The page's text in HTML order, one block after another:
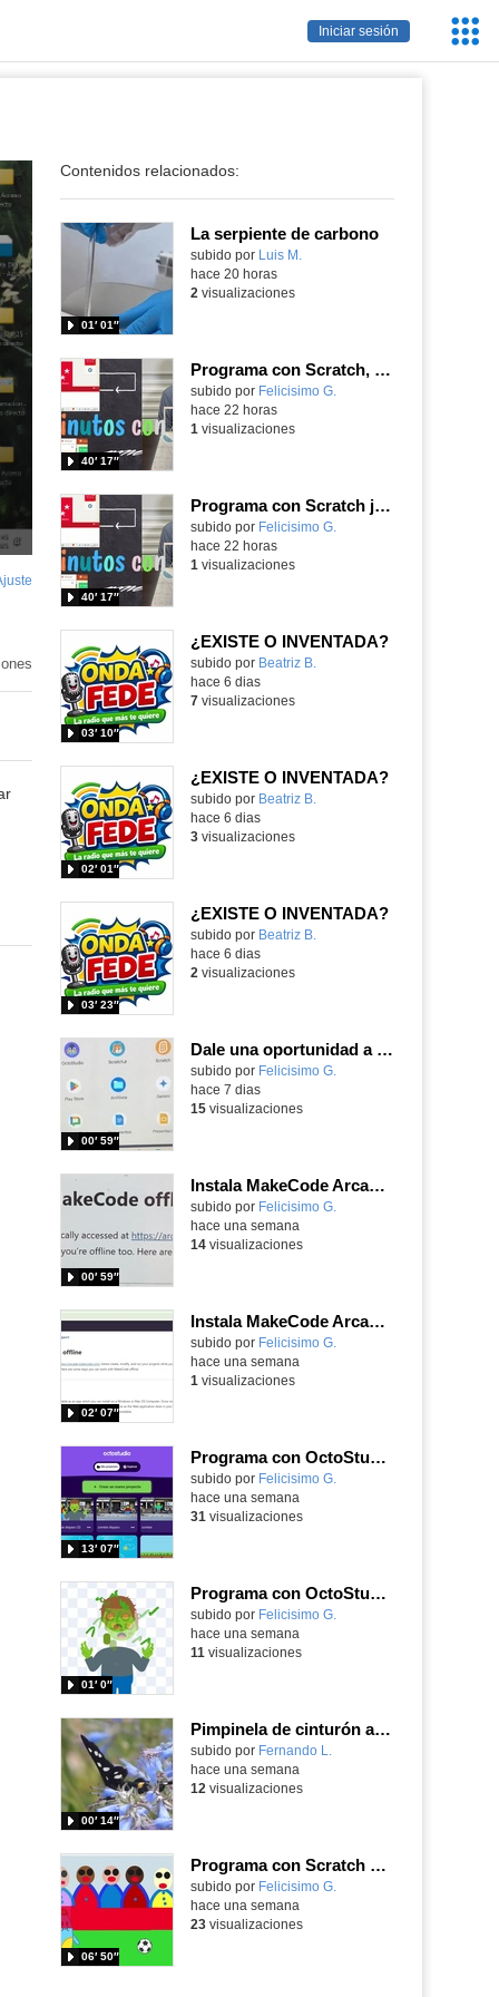
Iniciar sesión
pantalla
Contenidos relacionados:
La serpiente de carbono
Contenido educativo.
subido por Luis M.
01′ 01″
hace 20 horas
2 visualizaciones
Programa con Scratch, 8 diferentes juegos para vivir la emoción de los partidos de España en el mundial 2026
Contenido educativo.
subido por Felicisimo G.
40′ 17″
hace 22 horas
1 visualizaciones
Programa con Scratch juegos con los partidos del mundial 2026 ganados por España
Contenido educativo.
subido por Felicisimo G.
40′ 17″
hace 22 horas
1 visualizaciones
¿EXISTE O INVENTADA?
Contenido educativo.
subido por Beatriz B.
03′ 10″
hace 6 dias
7visualizaciones
¿EXISTE O INVENTADA?
Contenido educativo.
subido por Beatriz B.
02′ 01″
hace 6 dias
3visualizaciones
¿EXISTE O INVENTADA?
Contenido educativo.
subido por Beatriz B.
03′ 23″
hace 6 dias
2 visualizaciones
Dale una oportunidad a los Chromebooks y utiliza un proyector para realizar talleres si no tienes pantallas táctiles
Contenido educativo.
subido por Felicisimo G.
00′ 59″
hace 7 dias
15visualizaciones
Instala MakeCode Arcade para trabajar offline en tu tablet, ordenador, Chromebook
Contenido educativo.
subido por Felicisimo G.
00′ 59″
hace una semana
14visualizaciones
Instala MakeCode Arcade offline para programar grandes juegos sin necesidad de Internet
Contenido educativo.
subido por Felicisimo G.
02′ 07″
hace una semana
1 visualizaciones
Programa con OctoStudio, un juego de disparos contra Zombies con un cargador basado en el House of the dead
Contenido educativo.
subido por Felicisimo G.
13′ 07″
hace una semana
31 visualizaciones
Programa con OctoStudio, un juego homenajeando al House of the dead con Zombies
Contenido educativo.
subido por Felicisimo G.
01′ 0″
hace una semana
11 visualizaciones
Pimpinela de cinturón amarillo Amata phegea (Linnaeus, 1758)
Contenido educativo.
subido por Fernando L.
00′ 14″
hace una semana
12 visualizaciones
Programa con Scratch Jr una barrera que se desplaza para dar sensación de movimiento
Contenido educativo.
subido por Felicisimo G.
06′ 50″
hace una semana
23visualizaciones